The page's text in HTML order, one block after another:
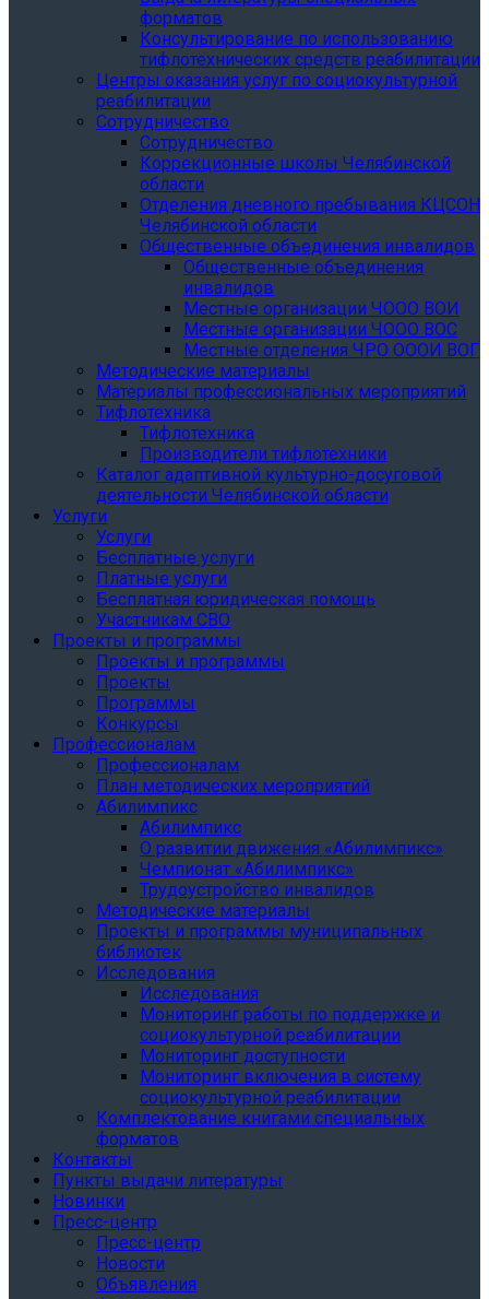
форматов
Консультирование по использованию
тифлотехнических средств реабилитации
Центры оказания услуг по социокультурной
реабилитации
Сотрудничество
Сотрудничество
Коррекционные школы Челябинской
области
Отделения дневного пребывания КЦСОН
Челябинской области
Общественные объединения инвалидов
Общественные объединения
инвалидов
Местные организации ЧООО ВОИ
Местные организации ЧООО ВОС
Местные отделения ЧРО ОООИ ВОГ
Методические материалы
Материалы профессиональных мероприятий
Тифлотехника
Тифлотехника
Производители тифлотехники
Каталог адаптивной культурно-досуговой
деятельности Челябинской области
Услуги
Услуги
Бесплатные услуги
Платные услуги
Бесплатная юридическая помощь
Участникам СВО
Проекты и программы
Проекты и программы
Проекты
Программы
Конкурсы
Профессионалам
Профессионалам
План методических мероприятий
Абилимпикс
Абилимпикс
О развитии движения «Абилимпикс»
Чемпионат «Абилимпикс»
Трудоустройство инвалидов
Методические материалы
Проекты и программы муниципальных
библиотек
Исследования
Исследования
Мониторинг работы по поддержке и
социокультурной реабилитации
Мониторинг доступности
Мониторинг включения в систему
социокультурной реабилитации
Комплектование книгами специальных
форматов
Контакты
Пункты выдачи литературы
Новинки
Пресс-центр
Пресс-центр
Новости
Объявления